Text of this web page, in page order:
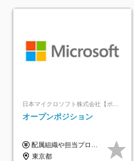
日本マイクロソフト株式会社【ポジションマッチ登録】
オープンポジション
配属組織や担当プロジェクトにより異なります。 ▼参考情報 ----------------------- 年俸650万～（1/12を月々支給） ※経験、能力を考慮の上、当社規定により優遇いたします。 ※時間外、休日出勤、深夜手当に対する賃金も基本年俸に含みます。
東京都